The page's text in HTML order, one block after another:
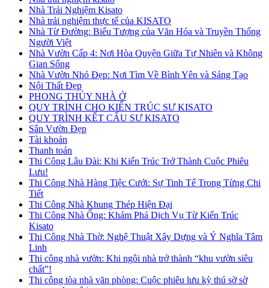
Nhà Trải Nghiệm Kisato
Nhà trải nghiệm thực tế của KISATO
Nhà Từ Đường: Biểu Tượng của Văn Hóa và Truyền Thống
Người Việt
Nhà Vườn Cấp 4: Nơi Hòa Quyện Giữa Tự Nhiên và Không
Gian Sống
Nhà Vườn Nhỏ Đẹp: Nơi Tìm Về Bình Yên và Sáng Tạo
Nội Thất Đẹp
PHONG THỦY NHÀ Ở
QUY TRÌNH CHO KIẾN TRÚC SƯ KISATO
QUY TRÌNH KẾT CẤU SƯ KISATO
Sân Vườn Đẹp
Tài khoản
Thanh toán
Thi Công Lâu Đài: Khi Kiến Trúc Trở Thành Cuộc Phiêu
Lưu!
Thi Công Nhà Hàng Tiệc Cưới: Sự Tinh Tế Trong Từng Chi
Tiết
Thi Công Nhà Khung Thép Hiện Đại
Thi Công Nhà Ống: Khám Phá Dịch Vụ Từ Kiến Trúc
Kisato
Thi Công Nhà Thờ: Nghệ Thuật Xây Dựng và Ý Nghĩa Tâm
Linh
Thi công nhà vườn: Khi ngôi nhà trở thành “khu vườn siêu
chất”!
Thi công tòa nhà văn phòng: Cuộc phiêu lưu kỳ thú sờ sờ